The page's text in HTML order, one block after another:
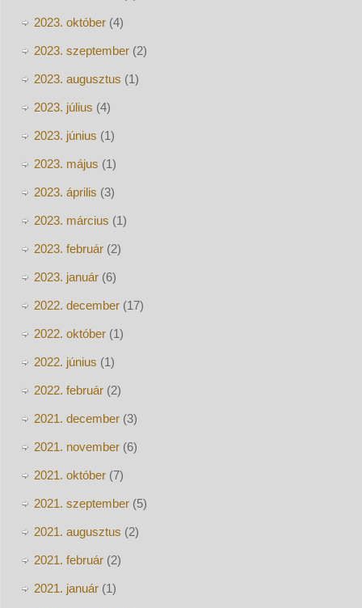
2023. október(4)
2023. szeptember(2)
2023. augusztus (1)
2023. július (4)
2023. június (1)
2023. május (1)
2023. április (3)
2023. március (1)
2023. február(2)
2023. január(6)
2022. december(17)
2022. október(1)
2022. június (1)
2022. február(2)
2021. december(3)
2021. november(6)
2021. október(7)
2021. szeptember(5)
2021. augusztus (2)
2021. február(2)
2021. január(1)